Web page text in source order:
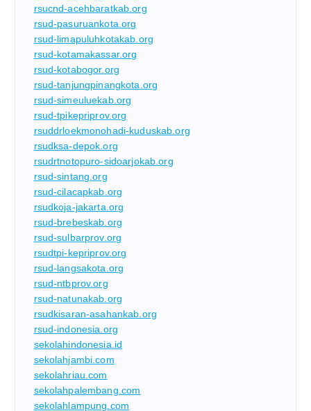
rsucnd-acehbaratkab.org
rsud-pasuruankota.org
rsud-limapuluhkotakab.org
rsud-kotamakassar.org
rsud-kotabogor.org
rsud-tanjungpinangkota.org
rsud-simeuluekab.org
rsud-tpikepriprov.org
rsuddrloekmonohadi-kuduskab.org
rsudksa-depok.org
rsudrtnotopuro-sidoarjokab.org
rsud-sintang.org
rsud-cilacapkab.org
rsudkoja-jakarta.org
rsud-brebeskab.org
rsud-sulbarprov.org
rsudtpi-kepriprov.org
rsud-langsakota.org
rsud-ntbprov.org
rsud-natunakab.org
rsudkisaran-asahankab.org
rsud-indonesia.org
sekolahindonesia.id
sekolahjambi.com
sekolahriau.com
sekolahpalembang.com
sekolahlampung.com